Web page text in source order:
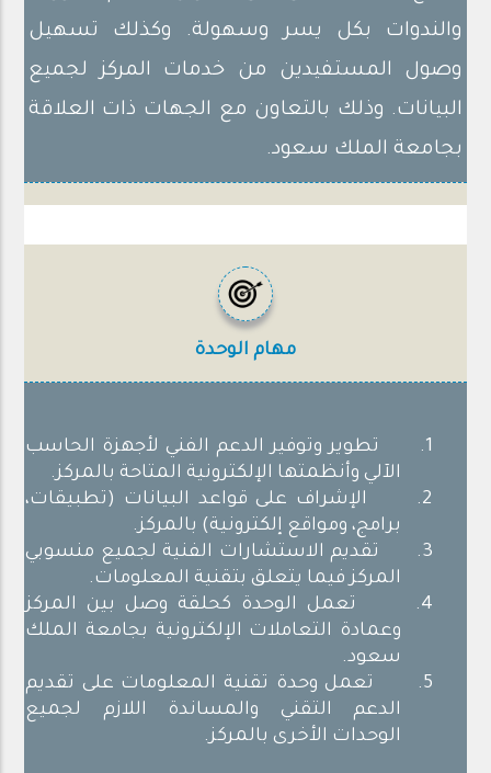
والندوات بكل يسر وسهولة. وكذلك تسهيل
وصول المستفيدين من خدمات المركز لجميع
البيانات. وذلك بالتعاون مع الجهات ذات العلاقة
بجامعة الملك سعود.
مهام الوحدة
1
.
تطوير وتوفير الدعم الفني لأجهزة الحاسب
الآلي وأنظمتها الإلكترونية المتاحة بالمركز.
2
.
الإشراف على قواعد البيانات (تطبيقات،
برامج، ومواقع إلكترونية) بالمركز.
3
.
تقديم الاستشارات الفنية لجميع منسوبي
المركز فيما يتعلق بتقنية المعلومات.
4
.
تعمل الوحدة كحلقة وصل بين المركز
وعمادة التعاملات الإلكترونية بجامعة الملك
سعود.
5.
تعمل وحدة تقنية المعلومات على تقديم
الدعم التقني والمساندة اللازم لجميع
الوحدات الأخرى بالمركز.